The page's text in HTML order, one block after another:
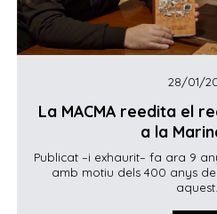
28/01/
La MACMA reedita el
a la
Publicat –i exhaurit– fa ara 9
amb motiu dels 400 anys de
aquest...